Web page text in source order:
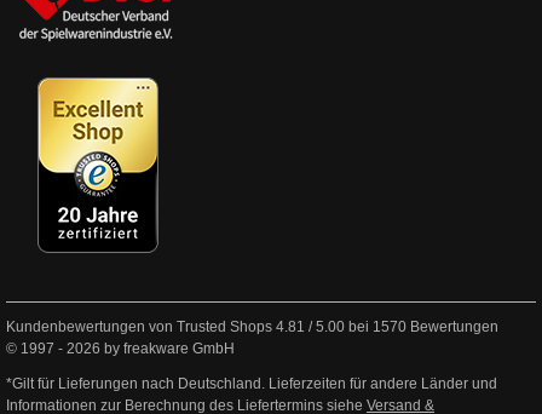
Kundenbewertungen von Trusted Shops 4.81 /5.00 bei 1570 Bewertungen
© 1997 - 2026 by freakware GmbH
*Gilt für Lieferungen nach Deutschland. Lieferzeiten für andere Länder und
Informationen zur Berechnung des Liefertermins siehe Versand &